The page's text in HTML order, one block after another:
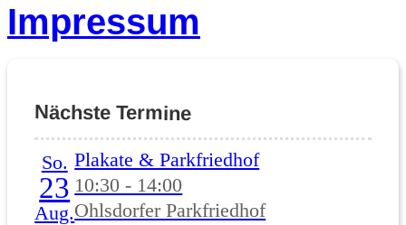
Impressum
Nächste Termine
So.
23
Aug.
Plakate & Parkfriedhof
10:30 - 14:00
Ohlsdorfer Parkfriedhof